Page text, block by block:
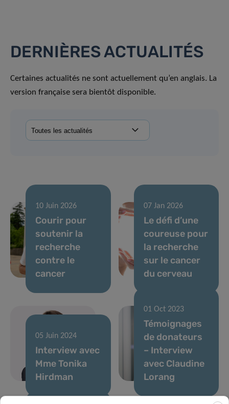
DERNIÈRES ACTUALITÉS
Certaines actualités ne sont actuellement qu’en anglais. La
version française sera bientôt disponible.
10 Juin 2026
Courir pour
soutenir la
recherche
contre le
cancer
07 Jan 2026
Le défi d’une
coureuse pour
la recherche
sur le cancer
du cerveau
05 Juin 2024
Interview avec
Mme Tonika
Hirdman
01 Oct 2023
Témoignages
de donateurs
– Interview
avec Claudine
Lorang